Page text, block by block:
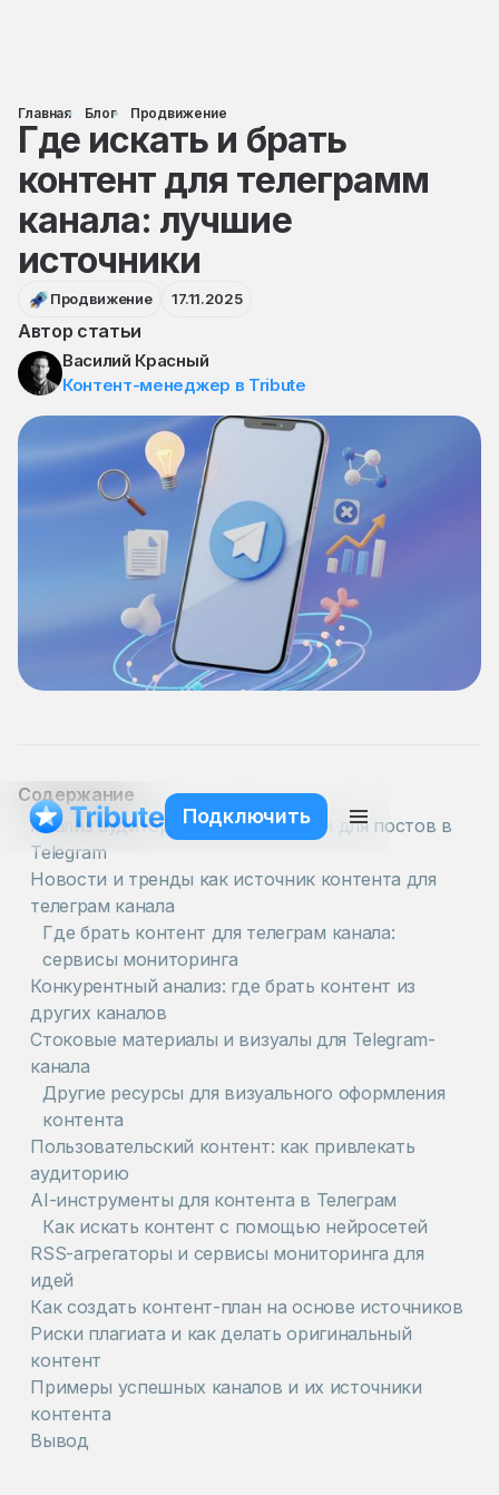
Главная Блог Продвижение
Где искать и брать
контент для телеграмм
канала: лучшие
источники
Продвижение 17.11.2025
Автор статьи
Василий Красный
Контент-менеджер в Tribute
Подключить
Содержание
Анализ аудитории: где брать идеи для постов в
Telegram
Новости и тренды как источник контента для
телеграм канала
Где брать контент для телеграм канала:
сервисы мониторинга
Конкурентный анализ: где брать контент из
других каналов
Стоковые материалы и визуалы для Telegram-
канала
Другие ресурсы для визуального оформления
контента
Пользовательский контент: как привлекать
аудиторию
AI-инструменты для контента в Телеграм
Как искать контент с помощью нейросетей
RSS-агрегаторы и сервисы мониторинга для
идей
Как создать контент-план на основе источников
Риски плагиата и как делать оригинальный
контент
Примеры успешных каналов и их источники
контента
Вывод